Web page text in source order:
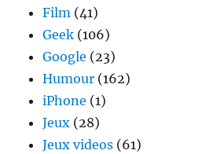
Film (41)
Geek (106)
Google (23)
Humour (162)
iPhone (1)
Jeux (28)
Jeux videos (61)